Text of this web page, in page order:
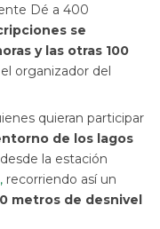
Dé a 400
se
y las otras 100
organizador del
quieran participar
de los lagos
desde la estación
recorriendo así un
metros de desnivel